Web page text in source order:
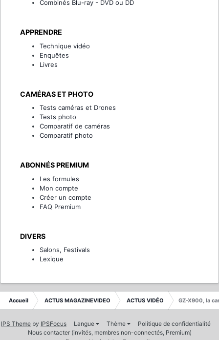
Combinés Blu-ray - DVD ou DD
APPRENDRE
Technique vidéo
Enquêtes
Livres
CAMÉRAS ET PHOTO
Tests caméras et Drones
Tests photo
Comparatif de caméras
Comparatif photo
ABONNÉS PREMIUM
Les formules
Mon compte
Créer un compte
FAQ Premium
DIVERS
Salons, Festivals
Lexique
Accueil ACTUS MAGAZINEVIDEO ACTUS VIDÉO GZ-X900, la
IPS Theme by IPSFocus Langue Thème
Politique de confidentialité
Nous contacter (invités, membres non-connectés, Premium)